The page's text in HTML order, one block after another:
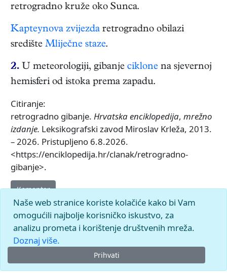
retrogradno kruže oko Sunca.
Kapteynova zvijezda retrogradno obilazi
središte Mliječne staze.
2. U meteorologiji, gibanje ciklone na sjevernoj
hemisferi od istoka prema zapadu.
Citiranje:
retrogradno gibanje. Hrvatska enciklopedija, mrežno
izdanje. Leksikografski zavod Miroslav Krleža, 2013.
– 2026. Pristupljeno 6.8.2026.
<https://enciklopedija.hr/clanak/retrogradno-
gibanje>.
Komentar
Naše web stranice koriste kolačiće kako bi Vam
omogućili najbolje korisničko iskustvo, za
analizu prometa i korištenje društvenih mreža.
Doznaj više.
Prihvati
© 2026.Leksikografski zavodMiroslav Krleža